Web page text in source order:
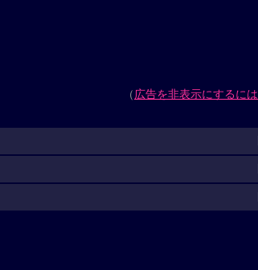
（広告を非表示にするには